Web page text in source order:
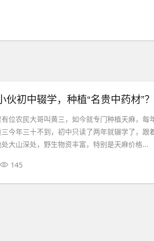
伙初中辍学，种植“名贵中药材”
位农民大哥叫黄三，如今就专门种植天麻，每
今年三十不到，初中只读了两年就辍学了，跟
大山深处，野生物资丰富，特别是天麻价格...
145